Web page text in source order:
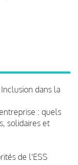
dans la
: quels
solidaires et
de l'ESS